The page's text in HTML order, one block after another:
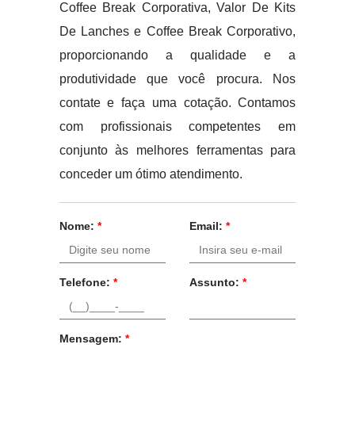
Coffee Break Corporativa, Valor De Kits
De Lanches e Coffee Break Corporativo,
proporcionando a qualidade e a
produtividade que você procura. Nos
contate e faça uma cotação. Contamos
com profissionais competentes em
conjunto às melhores ferramentas para
conceder um ótimo atendimento.
Nome: * Email: *
Telefone: * Assunto: *
Mensagem: *